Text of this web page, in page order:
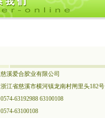
慈溪爱合胶业有限公司
浙江省慈溪市横河镇龙南村闸里头182号
0574-63192988 63100108
0574-63100108